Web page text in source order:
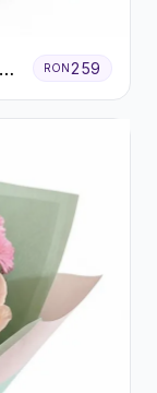
RON259